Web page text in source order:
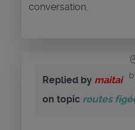
conversation.
Replied by maitai
on topic routes